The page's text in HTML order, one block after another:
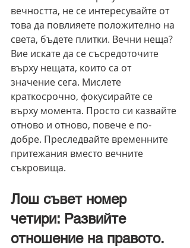
вечността, не се интересувайте от
това да повлияете положително на
света, бъдете плитки. Вечни неща?
Вие искате да се съсредоточите
върху нещата, които са от
значение сега. Мислете
краткосрочно, фокусирайте се
върху момента. Просто си казвайте
отново и отново, повече е по-
добре. Преследвайте временните
притежания вместо вечните
съкровища.
Лош съвет номер
четири: Развийте
отношение на правото.